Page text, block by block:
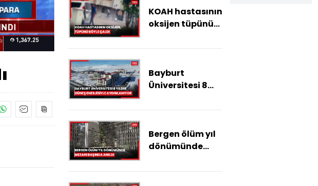
Hızı
KOAH hastasının
oksijen tüpünü
Bayburt
Üniversitesi 8
enerjisiyle
Bergen ölüm yıl
dönümünde
anıldı